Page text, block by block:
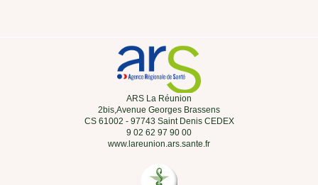
ARS La Réunion
2bis,Avenue Georges Brassens
CS 61002 - 97743 Saint Denis CEDEX
9 02 62 97 90 00
www.lareunion.ars.sante.fr